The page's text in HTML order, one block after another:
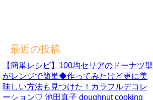
最近の投稿
【簡単レシピ】100均セリアのドーナツ型
がレンジで簡単◆作ってみたけど更に美
味しい方法も見つけた！カラフルデコレ
ーション♡ 池田真子 doughnut cooking